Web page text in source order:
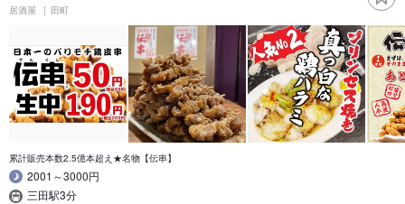
居酒屋 田町
累計販売本数2.5億本超え★名物【伝串】
2001～3000円
三田駅3分